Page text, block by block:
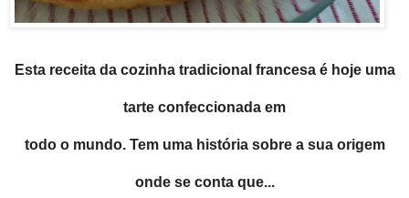
Esta receita da cozinha tradicional francesa é hoje uma
tarte confeccionada em
todo o mundo. Tem uma história sobre a sua origem
onde se conta que...